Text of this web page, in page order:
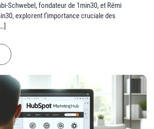
Schwebel, fondateur de 1min30, et Rémi
explorent l’importance cruciale des